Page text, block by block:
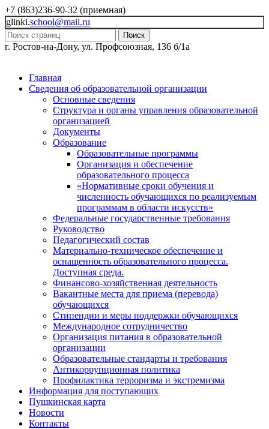
+7 (863)236-90-32 (приемная)
glinki.school@mail.ru
Поиск
г. Ростов-на-Дону, ул. Профсоюзная, 136 б/1а
Главная
Сведения об образовательной организации
Основные сведения
Структура и органы управления образовательной
организацией
Документы
Образование
Образовательные программы
Организация и обеспечение
образовательного процесса
«Нормативные сроки обучения и
численность обучающихся по реализуемым
программам в области искусств»
Федеральные государственные требования
Руководство
Педагогический состав
Материально-техническое обеспечение и
оснащенность образовательного процесса.
Доступная среда.
Финансово-хозяйственная деятельность
Вакантные места для приема (перевода)
обучающихся
Стипендии и меры поддержки обучающихся
Международное сотрудничество
Организация питания в образовательной
организации
Образовательные стандарты и требования
Антикоррупционная политика
Профилактика терроризма и экстремизма
Информация для поступающих
Пушкинская карта
Новости
Контакты